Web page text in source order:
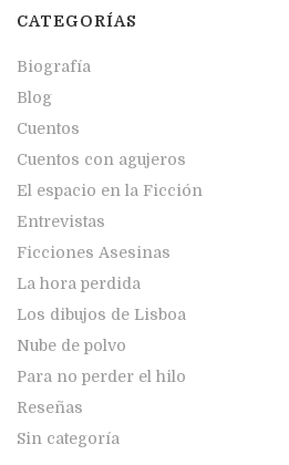
CATEGORÍAS
Biografía
Blog
Cuentos
Cuentos con agujeros
El espacio en la Ficción
Entrevistas
Ficciones Asesinas
La hora perdida
Los dibujos de Lisboa
Nube de polvo
Para no perder el hilo
Reseñas
Sin categoría